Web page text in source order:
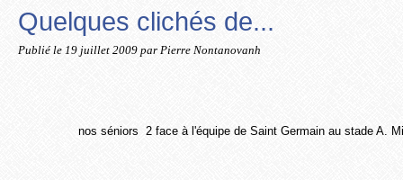
Quelques clichés de...
Publié le 19 juillet 2009 par Pierre Nontanovanh
nos séniors 2 face à l'équipe de Saint Germain au stade A.